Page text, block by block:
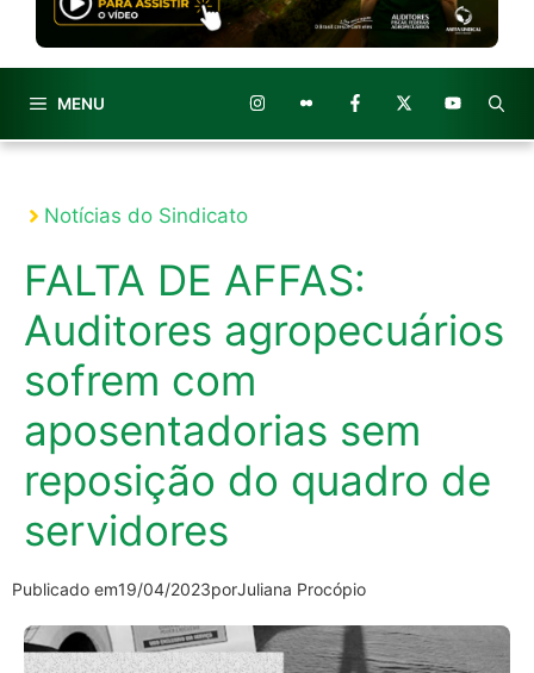
MENU
Notícias do Sindicato
FALTA DE AFFAS:
Auditores agropecuários
sofrem com
aposentadorias sem
reposição do quadro de
servidores
Publicado em19/04/2023porJuliana Procópio